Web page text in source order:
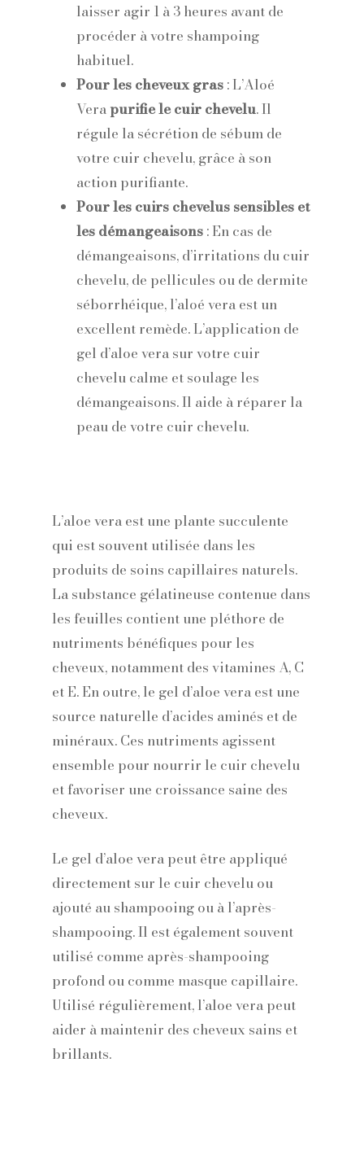
laisser agir 1 à 3 heures avant de
procéder à votre shampoing
habituel.
Pour les cheveux gras: L’Aloé
Verapurifie le cuir chevelu. Il
régule la sécrétion de sébum de
votre cuir chevelu, grâce à son
action purifiante.
Pour les cuirs chevelus sensibles et
les démangeaisons: En cas de
démangeaisons, d’irritations du cuir
chevelu, de pellicules ou de dermite
séborrhéique, l’aloé vera est un
excellent remède. L’application de
gel d’aloe vera sur votre cuir
chevelu calme et soulage les
démangeaisons. Il aide à réparer la
peau de votre cuir chevelu.
L’aloe vera est une plante succulente
qui est souvent utilisée dans les
produits de soins capillaires naturels.
La substance gélatineuse contenue dans
les feuilles contient une pléthore de
nutriments bénéfiques pour les
cheveux, notamment des vitamines A, C
et E. En outre, le gel d’aloe vera est une
source naturelle d’acides aminés et de
minéraux. Ces nutriments agissent
ensemble pour nourrir le cuir chevelu
et favoriser une croissance saine des
cheveux.
Le gel d’aloe vera peut être appliqué
directement sur le cuir chevelu ou
ajouté au shampooing ou à l’après-
shampooing. Il est également souvent
utilisé comme après-shampooing
profond ou comme masque capillaire.
Utilisé régulièrement, l’aloe vera peut
aider à maintenir des cheveux sains et
brillants.